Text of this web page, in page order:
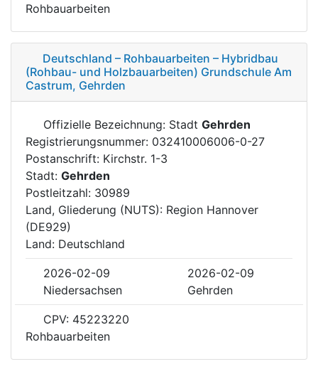
Rohbauarbeiten
Deutschland – Rohbauarbeiten – Hybridbau
(Rohbau- und Holzbauarbeiten) Grundschule Am
Castrum, Gehrden
Offizielle Bezeichnung: Stadt Gehrden
Registrierungsnummer: 032410006006-0-27
Postanschrift: Kirchstr. 1-3
Stadt: Gehrden
Postleitzahl: 30989
Land, Gliederung (NUTS): Region Hannover
(DE929)
Land: Deutschland
2026-02-09
2026-02-09
Niedersachsen
Gehrden
CPV: 45223220
Rohbauarbeiten